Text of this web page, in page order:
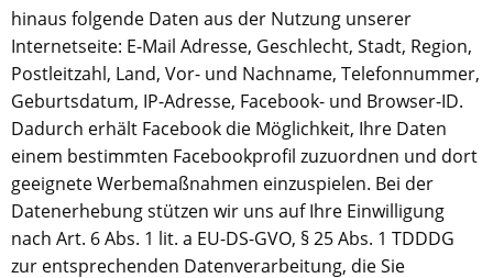
hinaus folgende Daten aus der Nutzung unserer
Internetseite: E-Mail Adresse, Geschlecht, Stadt, Region,
Postleitzahl, Land, Vor- und Nachname, Telefonnummer,
Geburtsdatum, IP-Adresse, Facebook- und Browser-ID.
Dadurch erhält Facebook die Möglichkeit, Ihre Daten
einem bestimmten Facebookprofil zuzuordnen und dort
geeignete Werbemaßnahmen einzuspielen. Bei der
Datenerhebung stützen wir uns auf Ihre Einwilligung
nach Art. 6 Abs. 1 lit. a EU-DS-GVO, § 25 Abs. 1 TDDDG
zur entsprechenden Datenverarbeitung, die Sie